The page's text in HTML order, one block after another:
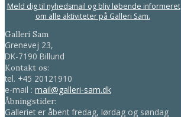
Meld dig til nyhedsmail og bliv løbende informeret
om alle aktiviteter på Galleri Sam.
Galleri Sam
Grenevej 23,
DK-7190 Billund
Kontakt os:
tel. +45 20121910
e-mail : mail@galleri-sam.dk
Åbningstider:
Galleriet er åbent fredag, lørdag og søndag